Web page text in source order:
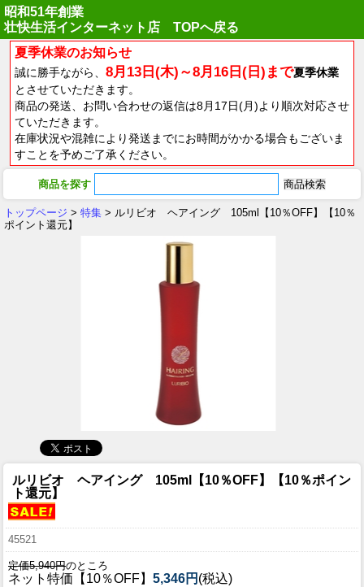
昭和51年創業
壮快生活インターネット店 TOPへ戻る
夏季休業のお知らせ
誠に勝手ながら、 8月13日(木)～8月16日(日)まで夏季休業
とさせていただきます。
商品の発送、お問い合わせの返信は8月17日(月)より順次対応させ
ていただきます。
在庫状況や混雑により発送までにお時間がかかる場合もございま
すことを予めご了承ください。
商品を探す
トップページ > 特集 > ルリビオ ヘアイング 105ml【10％OFF】【10％
ポイント還元】
ルリビオ ヘアイング 105ml【10％OFF】【10％ポイン
ト還元】
45521
定価5,940円のところ
ネット特価【10％OFF】 5,346円 (税込)